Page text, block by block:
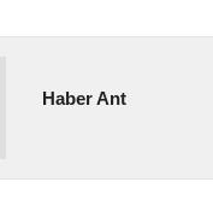
Haber Ant